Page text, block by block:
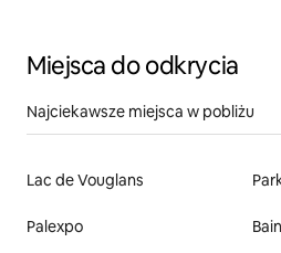
Miejsca do odkrycia
Najciekawsze miejsca w pobliżu
Lac de Vouglans
Palexpo